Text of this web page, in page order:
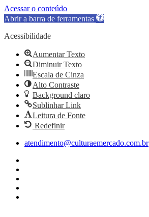
Acessar o conteúdo
Abrir a barra de ferramentas
Acessibilidade
Aumentar Texto
Diminuir Texto
Escala de Cinza
Alto Contraste
Background claro
Sublinhar Link
Leitura de Fonte
Redefinir
conteúdo
atendimento@culturaemercado.com.br